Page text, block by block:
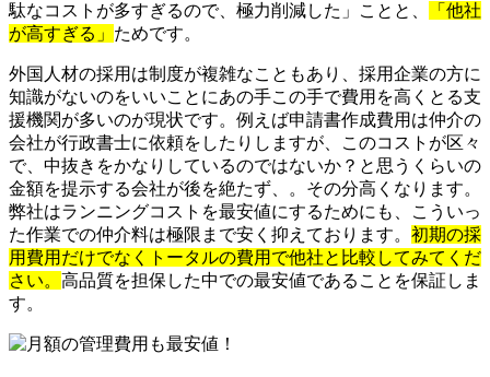
駄なコストが多すぎるので、極力削減した」ことと、
「他社
が高すぎる」 ためです。
外国人材の採用は制度が複雑なこともあり、採用企業の方に
知識がないのをいいことにあの手この手で費用を高くとる支
援機関が多いのが現状です。例えば申請書作成費用は仲介の
会社が行政書士に依頼をしたりしますが、このコストが区々
で、中抜きをかなりしているのではないか？と思うくらいの
金額を提示する会社が後を絶たず、。その分高くなります。
弊社はランニングコストを最安値にするためにも、こういっ
た作業での仲介料は極限まで安く抑えております。 初期の採
用費用だけでなくトータルの費用で他社と比較してみてくだ
さい。 高品質を担保した中での最安値であることを保証しま
す。